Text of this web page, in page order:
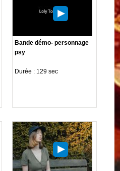
Bande démo- personnage
psy
Durée : 129 sec